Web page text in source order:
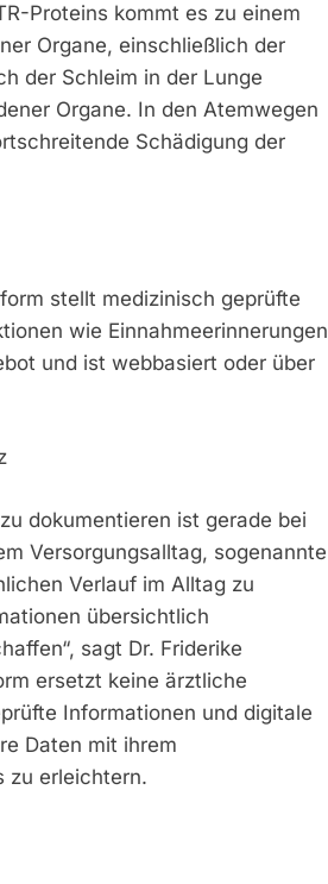
Proteins kommt es zu einem
Organe, einschließlich der
der Schleim in der Lunge
Organe. In den Atemwegen
Schädigung der
stellt medizinisch geprüfte
wie Einnahmeerinnerungen
und ist webbasiert oder über
dokumentieren ist gerade bei
Versorgungsalltag, sogenannte
Verlauf im Alltag zu
übersichtlich
sagt Dr. Friderike
ersetzt keine ärztliche
Informationen und digitale
Daten mit ihrem
zu erleichtern.